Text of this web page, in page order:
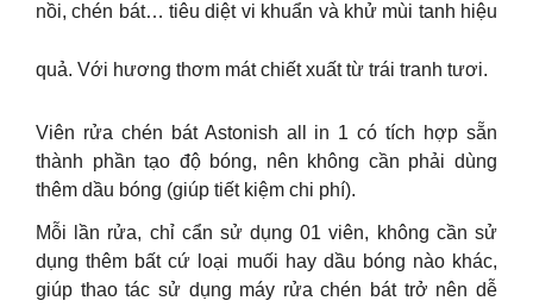
nồi, chén bát… tiêu diệt vi khuẩn và khử mùi tanh hiệu
quả. Với hương thơm mát chiết xuất từ trái tranh tươi.
Viên rửa chén bát Astonish all in 1 có tích hợp sẵn
thành phần tạo độ bóng, nên không cần phải dùng
thêm dầu bóng (giúp tiết kiệm chi phí).
Mỗi lần rửa, chỉ cẩn sử dụng 01 viên, không cần sử
dụng thêm bất cứ loại muối hay dầu bóng nào khác,
giúp thao tác sử dụng máy rửa chén bát trở nên dễ